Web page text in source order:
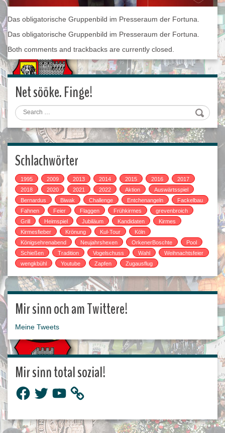
Das obligatorische Gruppenbild im Presseraum der Fortuna.
Das obligatorische Gruppenbild im Presseraum der Fortuna.
Both comments and trackbacks are currently closed.
Net sööke. Finge!
Search
Schlachwörter
1995 2009 2013 2014 2015 2016
2017
2018
2020 2021 2022 Aktion
Auswärtsspiel
Bernardus
Biwak Challenge Entchenangeln
Fackelbau
Fahnen
Feier Flaggen Frühkirmes
grevenbroich
Grill
Heimspiel Jubiläum Kandidaten
Kirmes
Kirmesfieber
Krönung Kul-Tour
Köln
Königsehrenabend
Neujahrshexen OrkenerBoschte
Pool
Schießen
Tradition Vogelschuss Wahl
Weihnachtsfeier
wengkbühl
Youtube Zapfen Zugausflug
Mir sinn och am Twittere!
Meine Tweets
Mir sinn total sozial!
Facebook
TwitterYouTube